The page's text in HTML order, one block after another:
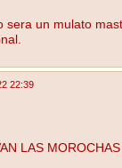
sera un mulato
22:39
LAS